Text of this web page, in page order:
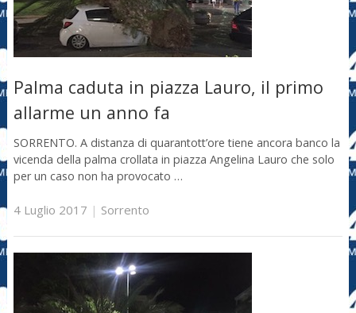
Palma caduta in piazza Lauro, il primo
allarme un anno fa
SORRENTO. A distanza di quarantott’ore tiene ancora banco la
vicenda della palma crollata in piazza Angelina Lauro che solo
per un caso non ha provocato …
4 Luglio 2017 | Sorrento